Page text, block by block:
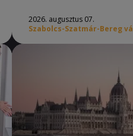
2026. augusztus 07.
Szabolcs-Szatmár-Bereg